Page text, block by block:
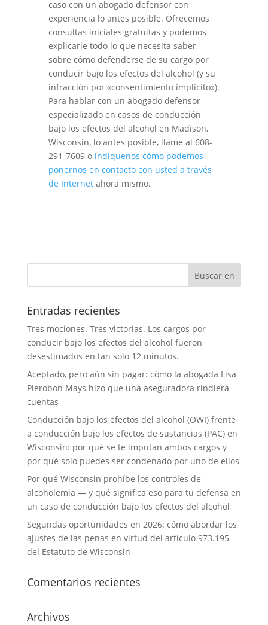
caso con un abogado defensor con
experiencia lo antes posible. Ofrecemos
consultas iniciales gratuitas y podemos
explicarle todo lo que necesita saber
sobre cómo defenderse de su cargo por
conducir bajo los efectos del alcohol (y su
infracción por «consentimiento implícito»).
Para hablar con un abogado defensor
especializado en casos de conducción
bajo los efectos del alcohol en Madison,
Wisconsin, lo antes posible, llame al 608-
291-7609 o indíquenos cómo podemos
ponernos en contacto con usted a través
de Internetahora mismo.
Entradas recientes
Tres mociones. Tres victorias. Los cargos por
conducir bajo los efectos del alcohol fueron
desestimados en tan solo 12 minutos.
Aceptado, pero aún sin pagar: cómo la abogada Lisa
Pierobon Mays hizo que una aseguradora rindiera
cuentas
Conducción bajo los efectos del alcohol (OWI) frente
a conducción bajo los efectos de sustancias (PAC) en
Wisconsin: por qué se te imputan ambos cargos y
por qué solo puedes ser condenado por uno de ellos
Por qué Wisconsin prohíbe los controles de
alcoholemia — y qué significa eso para tu defensa en
un caso de conducción bajo los efectos del alcohol
Segundas oportunidades en 2026: cómo abordar los
ajustes de las penas en virtud del artículo 973.195
del Estatuto de Wisconsin
Comentarios recientes
Archivos